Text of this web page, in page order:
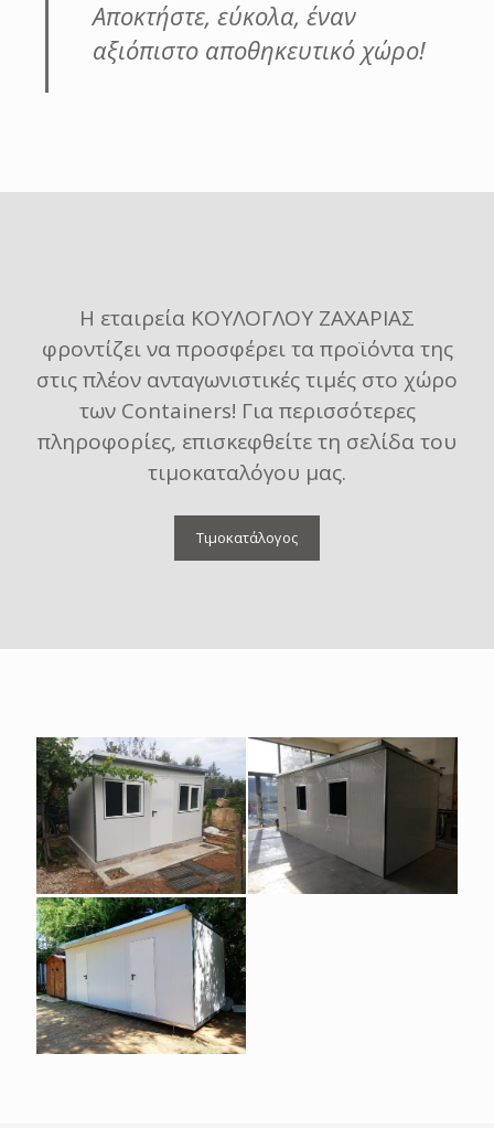
Αποκτήστε, εύκολα, έναν
αξιόπιστο αποθηκευτικό χώρο!
Η εταιρεία ΚΟΥΛΟΓΛΟΥ ΖΑΧΑΡΙΑΣ
φροντίζει να προσφέρει τα προϊόντα της
στις πλέον ανταγωνιστικές τιμές στο χώρο
των Containers! Για περισσότερες
πληροφορίες, επισκεφθείτε τη σελίδα του
τιμοκαταλόγου μας.
Τιμοκατάλογος